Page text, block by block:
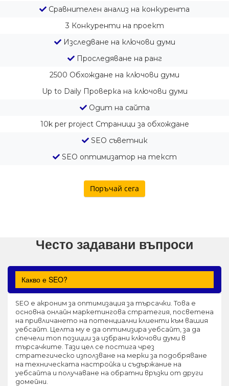
Сравнителен анализ на конкурента
3 Конкуренти на проект
Изследване на ключови думи
Проследяване на ранг
2500 Обхождане на ключови думи
Up to Daily Проверка на ключови думи
Одит на сайта
10k per project Страници за обхождане
SEO съветник
SEO оптимизатор на текст
Поръчай сега
Често задавани въпроси
Какво е SEO?
SEO е акроним за оптимизация за търсачки. Това е
основна онлайн маркетингова стратегия, посветена
на привличането на потенциални клиенти към вашия
уебсайт. Целта му е да оптимизира уебсайт, за да
спечели топ позиции за избрани ключови думи в
търсачките. Тази цел се постига чрез
стратегическо използване на мерки за подобряване
на техническата настройка и съдържание на
уебсайта и получаване на обратни връзки от други
домейни.